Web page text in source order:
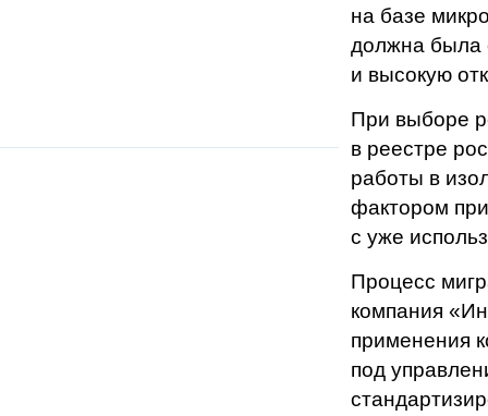
на базе
должна была
и высокую
При выборе
в реестре
работы в
фактором
с уже
Процесс
компания
применения
под